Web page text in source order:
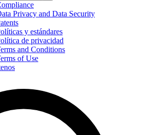
Privacy and Data Security
y estándares
de privacidad
and Conditions
of Use